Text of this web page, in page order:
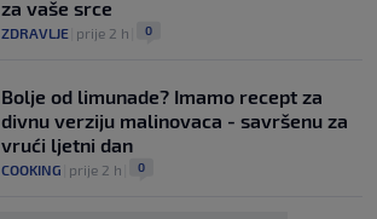
za vaše srce
ZDRAVLJE prije 2 h 0
Bolje od limunade? Imamo recept za
divnu verziju malinovaca - savršenu za
vrući ljetni dan
COOKING prije 2 h 0